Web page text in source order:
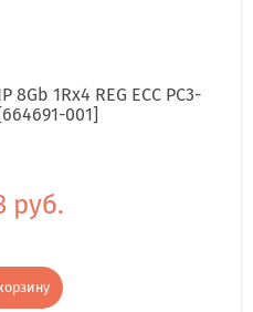
1Rx4 REG ECC PC3-
001]
руб.